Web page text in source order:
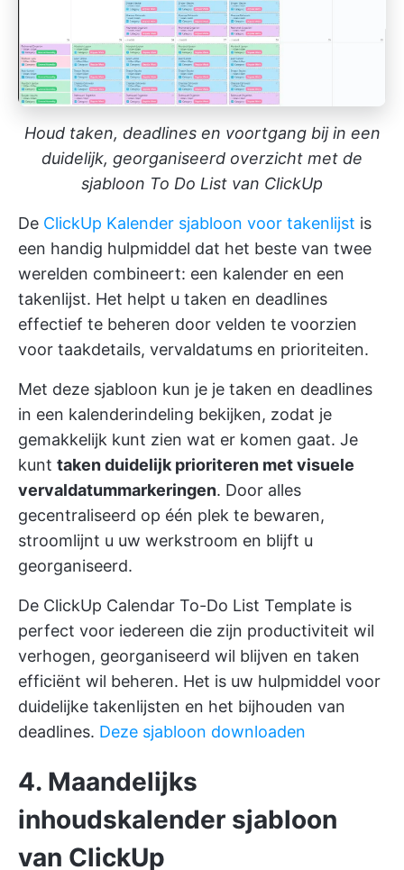
Houd taken, deadlines en voortgang bij in een
duidelijk, georganiseerd overzicht met de
sjabloon To Do List van ClickUp
De ClickUp Kalender sjabloon voor takenlijst is
een handig hulpmiddel dat het beste van twee
werelden combineert: een kalender en een
takenlijst. Het helpt u taken en deadlines
effectief te beheren door velden te voorzien
voor taakdetails, vervaldatums en prioriteiten.
Met deze sjabloon kun je je taken en deadlines
in een kalenderindeling bekijken, zodat je
gemakkelijk kunt zien wat er komen gaat. Je
kunt taken duidelijk prioriteren met visuele
vervaldatummarkeringen. Door alles
gecentraliseerd op één plek te bewaren,
stroomlijnt u uw werkstroom en blijft u
georganiseerd.
De ClickUp Calendar To-Do List Template is
perfect voor iedereen die zijn productiviteit wil
verhogen, georganiseerd wil blijven en taken
efficiënt wil beheren. Het is uw hulpmiddel voor
duidelijke takenlijsten en het bijhouden van
deadlines. Deze sjabloon downloaden
4. Maandelijks
inhoudskalender sjabloon
van ClickUp